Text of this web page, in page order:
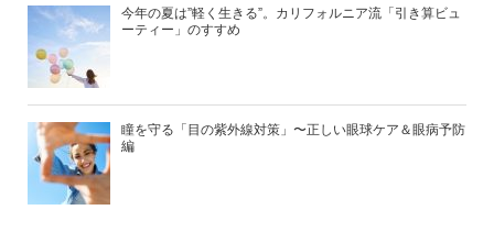
今年の夏は”軽く生きる”。カリフォルニア流「引き算ビュ
ーティー」のすすめ
瞳を守る「目の紫外線対策」〜正しい眼球ケア＆眼病予防
編